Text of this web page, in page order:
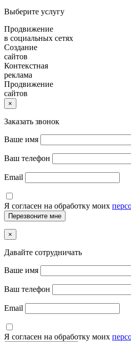
Выберите услугу
Продвижение
в социальных сетях
Создание
сайтов
Контекстная
реклама
Продвижение
сайтов
×
Заказать звонок
Ваше имя
Ваш телефон
Email
Я согласен на обработку моих
×
Давайте сотрудничать
Ваше имя
Ваш телефон
Email
Я согласен на обработку моих